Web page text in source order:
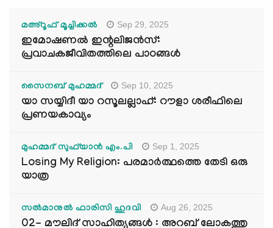
മഅ്റൂഫ് മൂച്ചിക്കല്‍ Sep 29, 2025
ഇമോഷണൽ ഇന്റലിജൻസ്:
പ്രവാചകജീവിതത്തിലെ പാഠങ്ങൾ
സൈനബ് മുഹമ്മദ് Sep 10, 2025
യാ സയ്യിദീ യാ റസൂലല്ലാഹ്: റൗളാ ശരീഫിലെ
പ്രണയകാവ്യം
മുഹമ്മദ് സുഫ്‌യാൻ എം.പി Sep 1, 2025
Losing My Religion: പരമാർത്ഥത്തെ തേടി ഒരു
യാത്ര
സൽമാനുൽ ഫാരിസി ഹുദവി Aug 26, 2025
02- മൗലിദ് സാഹിത്യങ്ങൾ : അറബ് ലോകത്തു